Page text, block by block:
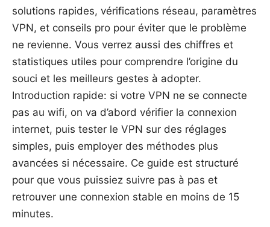
solutions rapides, vérifications réseau, paramètres
VPN, et conseils pro pour éviter que le problème
ne revienne. Vous verrez aussi des chiffres et
statistiques utiles pour comprendre l’origine du
souci et les meilleurs gestes à adopter.
Introduction rapide: si votre VPN ne se connecte
pas au wifi, on va d’abord vérifier la connexion
internet, puis tester le VPN sur des réglages
simples, puis employer des méthodes plus
avancées si nécessaire. Ce guide est structuré
pour que vous puissiez suivre pas à pas et
retrouver une connexion stable en moins de 15
minutes.